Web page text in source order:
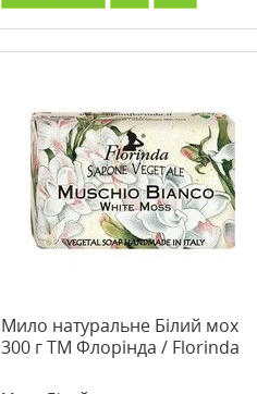
Мило натуральне Білий мох
300 г TM Флорінда / Florinda